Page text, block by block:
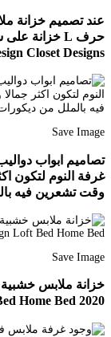
عند تصميم خزانة
Closet Designs
Save Image
تصاميم ابواب
غرفة النوم لتكون
وقت تشعرين فيه
Save Image
خزانة ملابس
2020 Egger Wood Wardrobe Design Loft Bed Home Bed